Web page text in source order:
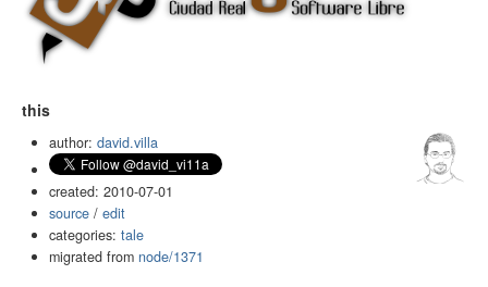
this
author: david.villa
created: 2010-07-01
source / edit
categories: tale
migrated from node/1371